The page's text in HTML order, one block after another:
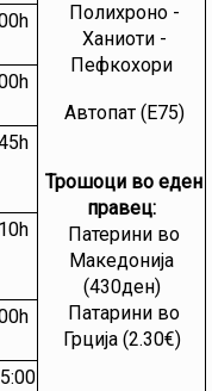
Полихроно -
Ханиоти -
Пефкохори
Автопат (Е75)
Трошоци во еден
правец:
Патерини во
Македонија
(430ден)
Патарини во
Грција (2.30€)